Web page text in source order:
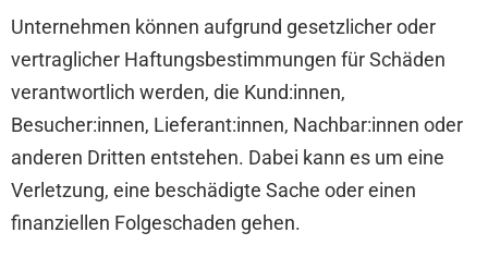
Unternehmen können aufgrund gesetzlicher oder
vertraglicher Haftungsbestimmungen für Schäden
verantwortlich werden, die Kund:innen,
Besucher:innen, Lieferant:innen, Nachbar:innen oder
anderen Dritten entstehen. Dabei kann es um eine
Verletzung, eine beschädigte Sache oder einen
finanziellen Folgeschaden gehen.